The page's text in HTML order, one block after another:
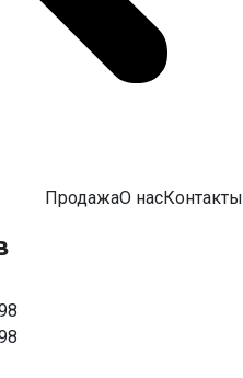
ПродажаО насКонтакты